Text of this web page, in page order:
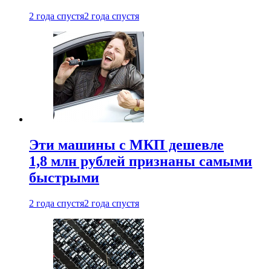
2 года спустя2 года спустя
Эти машины с МКП дешевле
1,8 млн рублей признаны самыми
быстрыми
2 года спустя2 года спустя